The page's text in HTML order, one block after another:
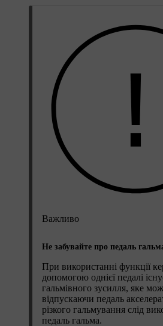
Важливо
Не забувайте про педаль
При використанні функції
допомогою однієї педалі
гальмівного зусилля, яке
відпускаючи педаль
різкого гальмування слід
педаль гальма.